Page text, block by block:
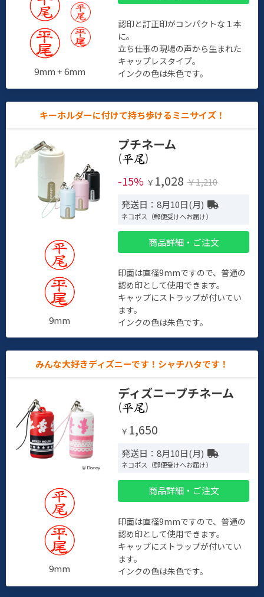
9mm + 6mm
認印と訂正印がコンパクトな１本
に。
立ち仕事の現場の声から生まれた
キャップレスタイプ。
インクの色は朱色です。
キーホルダーに付けて持ち歩けるミニサイズ！
9mm
プチネーム
(
)
-15% ￥ 1,028 ￥1,210
発送日：8月10日(月)
ネコポス（郵便受けへお届け）
商品詳細・ご注文
印面は直径9mmですので、普通の
認め印として使用できます。
キャップにストラップが付いてい
ます。
インクの色は朱色です。
みんな大好きディズニーです！シャチハタです！
9mm
ディズニープチネーム
( )
￥ 1,650
発送日：8月10日(月)
ネコポス（郵便受けへお届け）
商品詳細・ご注文
印面は直径9mmですので、普通の
認め印として使用できます。
キャップにストラップが付いてい
ます。
インクの色は朱色です。